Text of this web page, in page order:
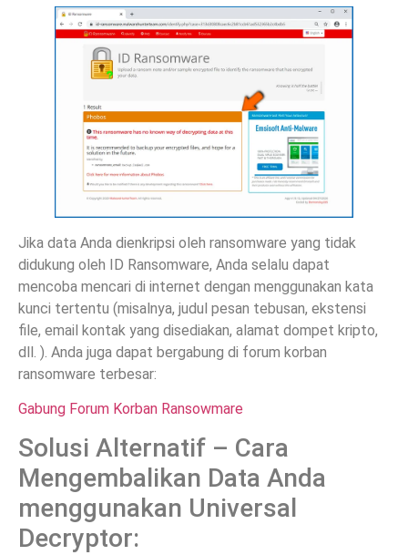
Jika data Anda dienkripsi oleh ransomware yang tidak
didukung oleh ID Ransomware, Anda selalu dapat
mencoba mencari di internet dengan menggunakan kata
kunci tertentu (misalnya, judul pesan tebusan, ekstensi
file, email kontak yang disediakan, alamat dompet kripto,
dll. ). Anda juga dapat bergabung di forum korban
ransomware terbesar:
Gabung Forum Korban Ransowmare
Solusi Alternatif – Cara
Mengembalikan Data Anda
menggunakan Universal
Decryptor: